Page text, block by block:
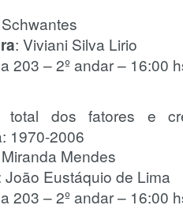
: Viviani Silva Lirio
203 – 2º andar – 16:00
total dos fatores e
1970-2006
Mendes
João Eustáquio de Lima
203 – 2º andar – 16:00